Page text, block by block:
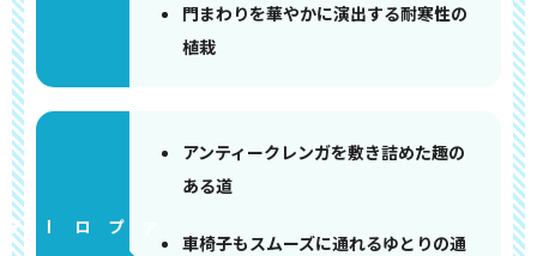
門まわりを華やかに演出する耐寒性の
植栽
アプローチ
アンティークレンガを敷き詰めた趣の
ある道
車椅子もスムーズに通れるゆとりの通